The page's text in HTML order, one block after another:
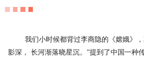
我们小时候都背过李商隐的《嫦娥》
影深， 长河渐落晓星沉。”提到了中国一